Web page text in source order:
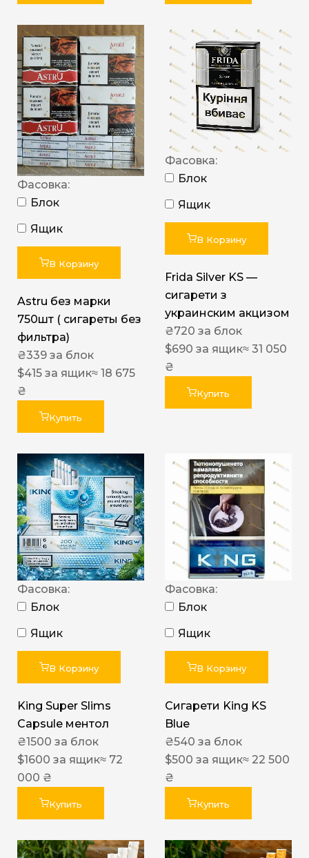
Фасовка:
Блок
Ящик
В Корзину
Astru без марки
750шт ( сигареты без
фильтра)
₴339 за блок
$415 за ящик≈ 18 675
₴
Купить
Фасовка:
Блок
Ящик
В Корзину
Frida Silver KS —
сигарети з
украинским акцизом
₴720 за блок
$690 за ящик≈ 31 050
₴
Купить
Фасовка:
Блок
Ящик
В Корзину
King Super Slims
Capsule ментол
₴1500 за блок
$1600 за ящик≈ 72
000 ₴
Купить
Фасовка:
Блок
Ящик
В Корзину
Сигарети King KS
Blue
₴540 за блок
$500 за ящик≈ 22 500
₴
Купить